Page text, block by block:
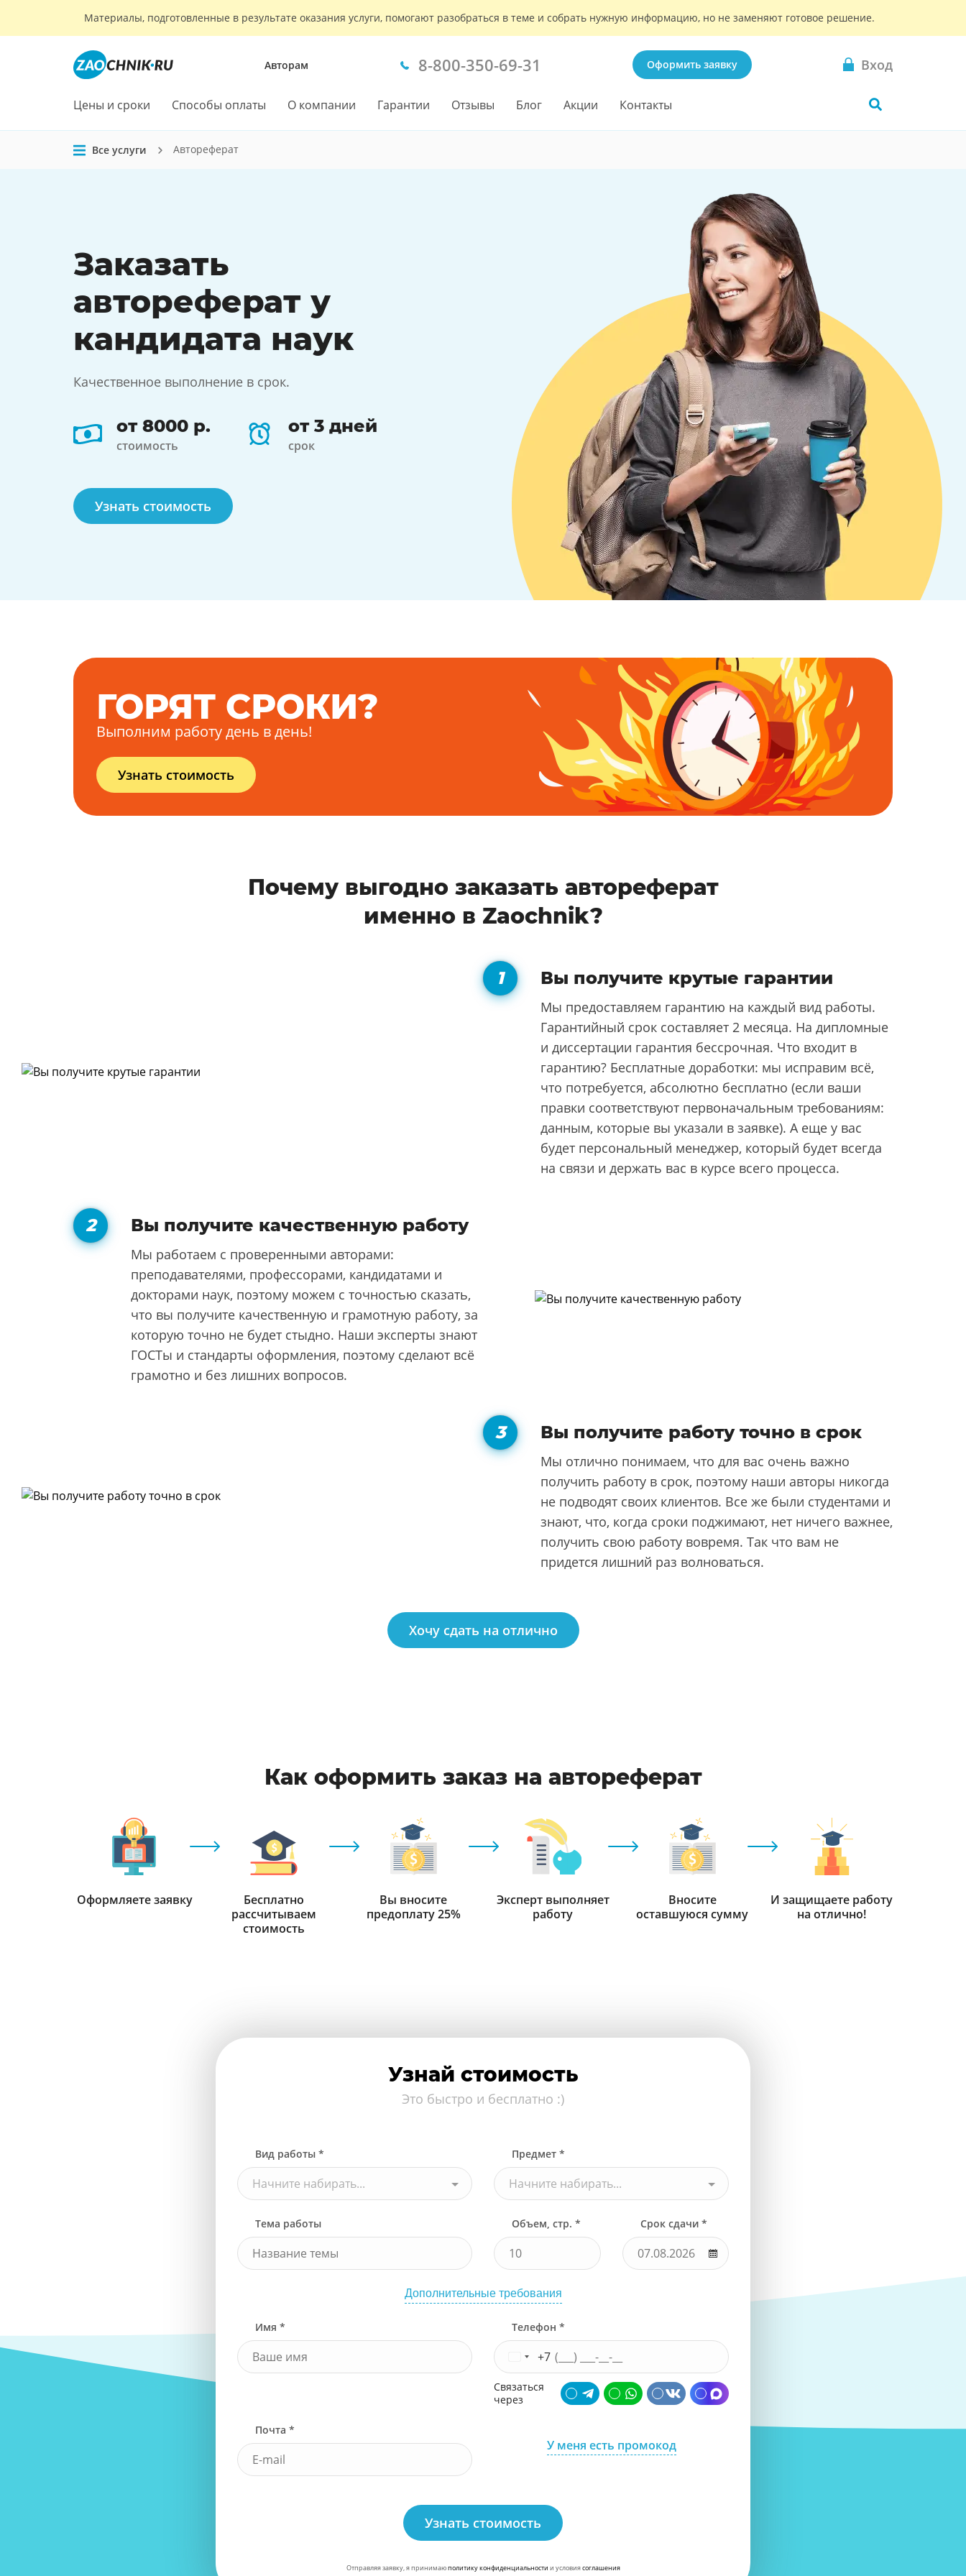
Материалы, подготовленные в результате оказания услуги, помогают разобраться в теме и собрать нужную информацию, но не заменяют готовое решение.
Авторам 8-800-350-69-31 Оформить заявку Вход
Цены и сроки Способы оплаты О компании Гарантии Отзывы Блог Акции Контакты
Все услуги Автореферат
Заказать
автореферат у
кандидата наук
Качественное выполнение в срок.
от 8000 р.
стоимость
от 3 дней
срок
Узнать стоимость
ГОРЯТ СРОКИ?
Выполним работу день в день!
Узнать стоимость
Почему выгодно заказать автореферат
именно в Zaochnik?
Вы получите крутые гарантии
Мы предоставляем гарантию на каждый вид работы.
Гарантийный срок составляет 2 месяца. На дипломные
и диссертации гарантия бессрочная. Что входит в
гарантию? Бесплатные доработки: мы исправим всё,
что потребуется, абсолютно бесплатно (если ваши
правки соответствуют первоначальным требованиям:
данным, которые вы указали в заявке). А еще у вас
будет персональный менеджер, который будет всегда
на связи и держать вас в курсе всего процесса.
Вы получите качественную работу
Мы работаем с проверенными авторами:
преподавателями, профессорами, кандидатами и
докторами наук, поэтому можем с точностью сказать,
что вы получите качественную и грамотную работу, за
которую точно не будет стыдно. Наши эксперты знают
ГОСТы и стандарты оформления, поэтому сделают всё
грамотно и без лишних вопросов.
Вы получите работу точно в срок
Мы отлично понимаем, что для вас очень важно
получить работу в срок, поэтому наши авторы никогда
не подводят своих клиентов. Все же были студентами и
знают, что, когда сроки поджимают, нет ничего важнее,
получить свою работу вовремя. Так что вам не
придется лишний раз волноваться.
Хочу сдать на отлично
Как оформить заказ на автореферат
Оформляете заявку
Бесплатно
рассчитываем
стоимость
Вы вносите
предоплату 25%
Эксперт выполняет
работу
Вносите
оставшуюся сумму
И защищаете работу
на отлично!
Узнай стоимость
Это быстро и бесплатно :)
Вид работы *
Начните набирать...
Предмет *
Начните набирать...
Тема работы Объем, стр. * Срок сдачи *
Дополнительные требования
Имя * Телефон *
+7
Связаться
через
Почта *
У меня есть промокод
Узнать стоимость
Отправляя заявку, я принимаюполитику конфиденциальности и условиясоглашения